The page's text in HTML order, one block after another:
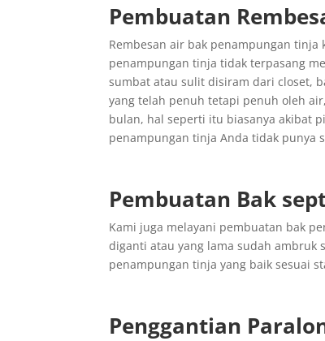
Pembuatan
Rembesan air bak penampungan
penampungan tinja tidak terpasang
sumbat atau sulit disiram dari closet,
yang telah penuh tetapi penuh oleh
bulan, hal seperti itu biasanya akibat
penampungan tinja Anda tidak punya
Pembuatan Bak
Kami juga melayani pembuatan bak
diganti atau yang lama sudah ambruk
penampungan tinja yang baik sesuai
Penggantian